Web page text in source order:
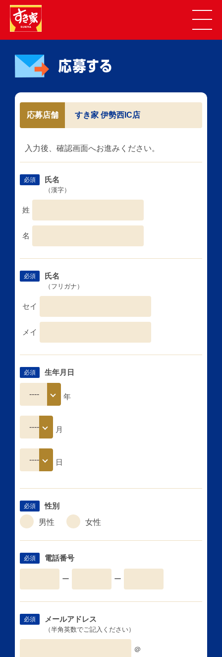
応募店舗 すき家 伊勢西IC店
入力後、確認画面へお進みください。
必須 氏名
（漢字）
姓
名
必須 氏名
（フリガナ）
セイ
メイ
必須 生年月日
年
月
日
必須
性別
男性
女性
必須 電話番号
ー ー
必須 メールアドレス
（半角英数でご記入ください）
＠